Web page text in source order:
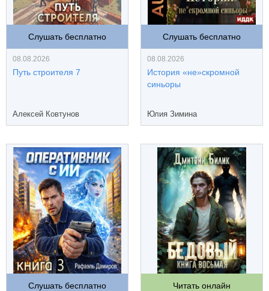
Слушать бесплатно
08.08.2026
Путь строителя 7
Алексей Ковтунов
Слушать бесплатно
08.08.2026
История «не»скромной
синьоры
Юлия Зимина
Слушать бесплатно Читать онлайн